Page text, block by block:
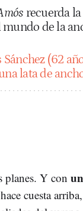
recuerda
de la
Sánchez (62
lata de
planes. Y con
cuesta